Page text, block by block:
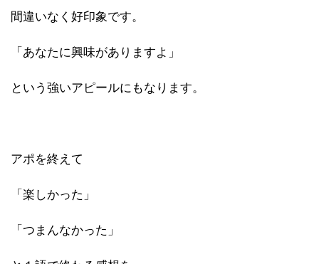
間違いなく好印象です。
「あなたに興味がありますよ」
という強いアピールにもなります。
アポを終えて
「楽しかった」
「つまんなかった」